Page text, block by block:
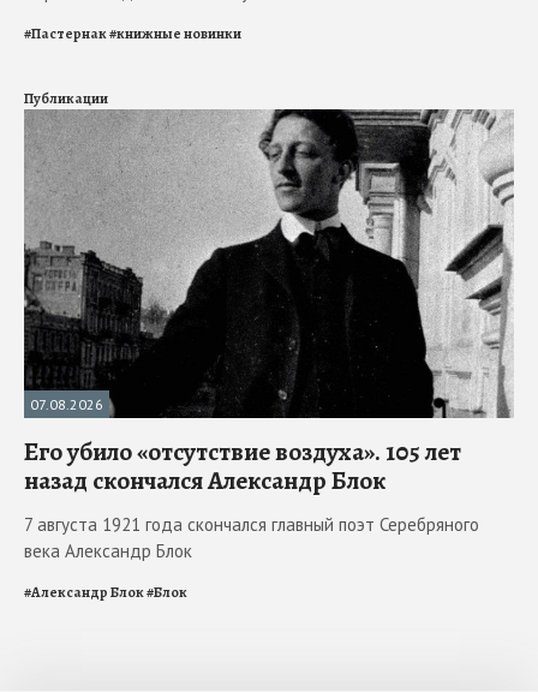
#Пастернак#книжные новинки
Публикации
07.08.2026
Его убило «отсутствие воздуха». 105 лет
назад скончался Александр Блок
7 августа 1921 года скончался главный поэт Серебряного
века Александр Блок
#Александр Блок#Блок